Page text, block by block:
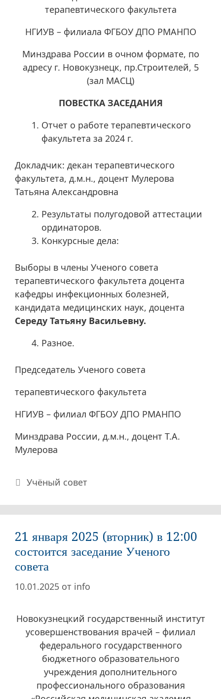
терапевтического факультета
НГИУВ – филиала ФГБОУ ДПО РМАНПО
Минздрава России в очном формате, по
адресу г. Новокузнецк, пр.Строителей, 5
(зал МАСЦ)
ПОВЕСТКА ЗАСЕДАНИЯ
Отчет о работе терапевтического
факультета за 2024 г.
Докладчик: декан терапевтического
факультета, д.м.н., доцент Мулерова
Татьяна Александровна
Результаты полугодовой аттестации
ординаторов.
Конкурсные дела:
Выборы в члены Ученого совета
терапевтического факультета доцента
кафедры инфекционных болезней,
кандидата медицинских наук, доцента
Середу Татьяну Васильевну.
Разное.
Председатель Ученого совета
терапевтического факультета
НГИУВ – филиал ФГБОУ ДПО РМАНПО
Минздрава России, д.м.н., доцент Т.А.
Мулерова
Рубрики
Учёный совет
21 января 2025 (вторник) в 12:00
состоится заседание Ученого
совета
10.01.2025 от info
Новокузнецкий государственный институт
усовершенствования врачей – филиал
федерального государственного
бюджетного образовательного
учреждения дополнительного
профессионального образования